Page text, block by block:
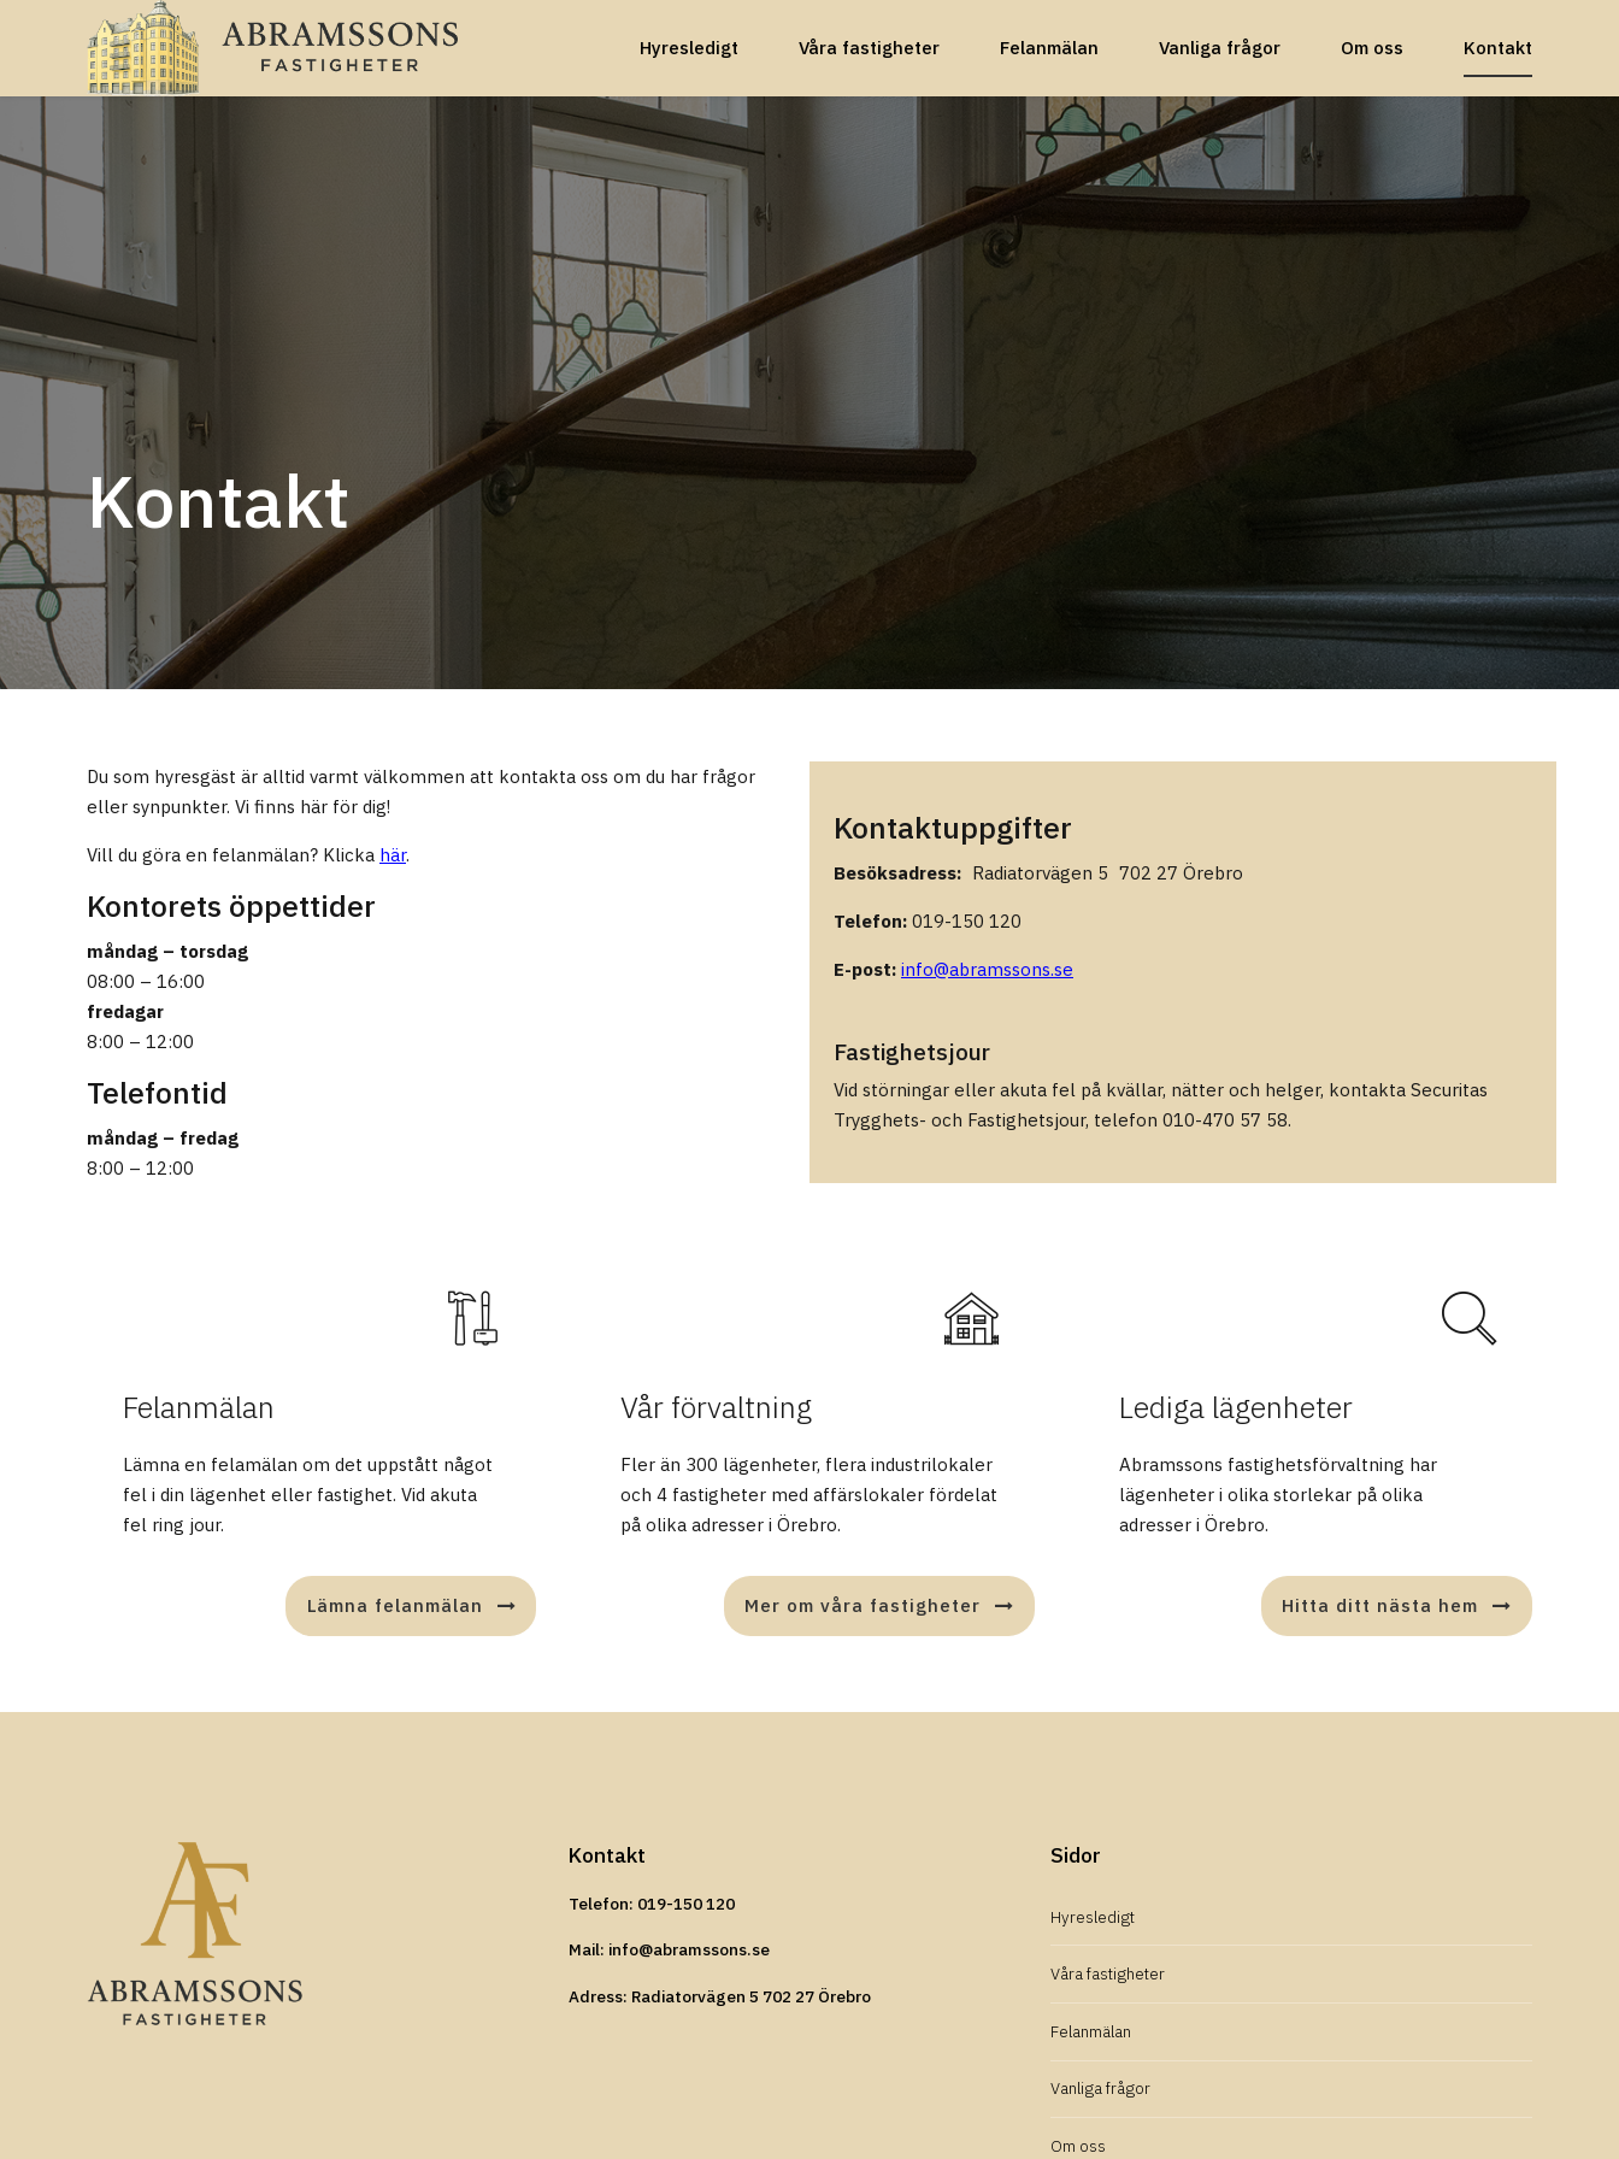
Hyresledigt Våra fastigheter Felanmälan Vanliga frågor Om oss Kontakt
Kontakt
Du som hyresgäst är alltid varmt välkommen att kontakta oss om du har frågor
eller synpunkter. Vi finns här för dig!
Vill du göra en felanmälan? Klicka här.
Kontorets öppettider
måndag – torsdag
08:00 – 16:00
fredagar
8:00 – 12:00
Telefontid
måndag – fredag
8:00 – 12:00
Kontaktuppgifter
Besöksadress: Radiatorvägen 5 702 27 Örebro
Telefon: 019-150 120
E-post: info@abramssons.se
Fastighetsjour
Vid störningar eller akuta fel på kvällar, nätter och helger, kontakta Securitas
Trygghets- och Fastighetsjour, telefon 010-470 57 58.
Felanmälan
Lämna en felamälan om det uppstått något
fel i din lägenhet eller fastighet. Vid akuta
fel ring jour.
Lämna felanmälan
Vår förvaltning
Fler än 300 lägenheter, flera industrilokaler
och 4 fastigheter med affärslokaler fördelat
på olika adresser i Örebro.
Mer om våra fastigheter
Lediga lägenheter
Abramssons fastighetsförvaltning har
lägenheter i olika storlekar på olika
adresser i Örebro.
Hitta ditt nästa hem
Kontakt
Telefon: 019-150 120
Mail: info@abramssons.se
Adress: Radiatorvägen 5 702 27 Örebro
Sidor
Hyresledigt
Våra fastigheter
Felanmälan
Vanliga frågor
Om oss